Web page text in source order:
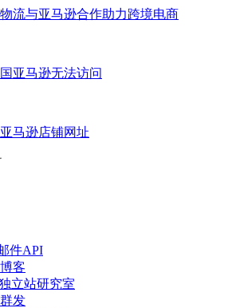
流与亚马逊合作助力跨境电商
亚马逊无法访问
马逊店铺网址
件API
客
立站研究室
发